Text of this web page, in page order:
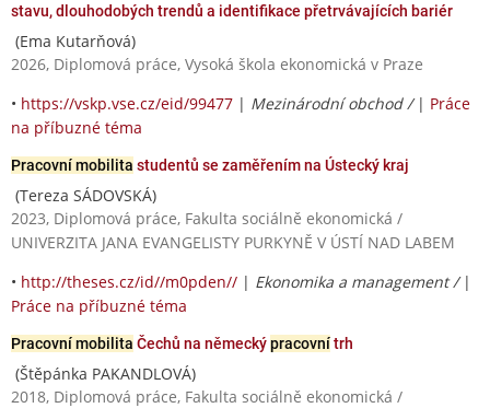
stavu, dlouhodobých trendů a identifikace přetrvávajících bariér
(Ema Kutarňová)
2026, Diplomová práce, Vysoká škola ekonomická v Praze
• https://vskp.vse.cz/eid/99477 | Mezinárodní obchod / | Práce
na příbuzné téma
Pracovní mobilita studentů se zaměřením na Ústecký kraj
(Tereza SÁDOVSKÁ)
2023, Diplomová práce, Fakulta sociálně ekonomická /
UNIVERZITA JANA EVANGELISTY PURKYNĚ V ÚSTÍ NAD LABEM
• http://theses.cz/id//m0pden// | Ekonomika a management / |
Práce na příbuzné téma
Pracovní mobilita Čechů na německýpracovnítrh
(Štěpánka PAKANDLOVÁ)
2018, Diplomová práce, Fakulta sociálně ekonomická /